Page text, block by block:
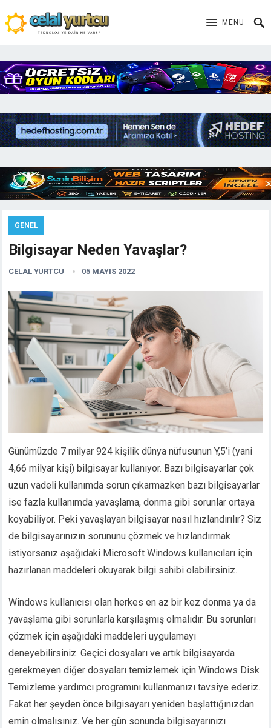
MENU
GENEL
Bilgisayar Neden Yavaşlar?
CELAL YURTCU 05 MAYIS 2022
Günümüzde 7 milyar 924 kişilik dünya nüfusunun Y,5’i (yani
4,66 milyar kişi) bilgisayar kullanıyor. Bazı bilgisayarlar çok
uzun vadeli kullanımda sorun çıkarmazken bazı bilgisayarlar
ise fazla kullanımda yavaşlama, donma gibi sorunlar ortaya
koyabiliyor. Peki yavaşlayan bilgisayar nasıl hızlandırılır? Siz
de bilgisayarınızın sorununu çözmek ve hızlandırmak
istiyorsanız aşağıdaki Microsoft Windows kullanıcıları için
hazırlanan maddeleri okuyarak bilgi sahibi olabilirsiniz.
Windows kullanıcısı olan herkes en az bir kez donma ya da
yavaşlama gibi sorunlarla karşılaşmış olmalıdır. Bu sorunları
çözmek için aşağıdaki maddeleri uygulamayı
deneyebilirsiniz. Geçici dosyaları ve artık bilgisayarda
gerekmeyen diğer dosyaları temizlemek için Windows Disk
Temizleme yardımcı programını kullanmanızı tavsiye ederiz.
Fakat her şeyden önce bilgisayarı yeniden başlattığınızdan
emin olmalısınız. Ve her gün sonunda bilgisayarınızı